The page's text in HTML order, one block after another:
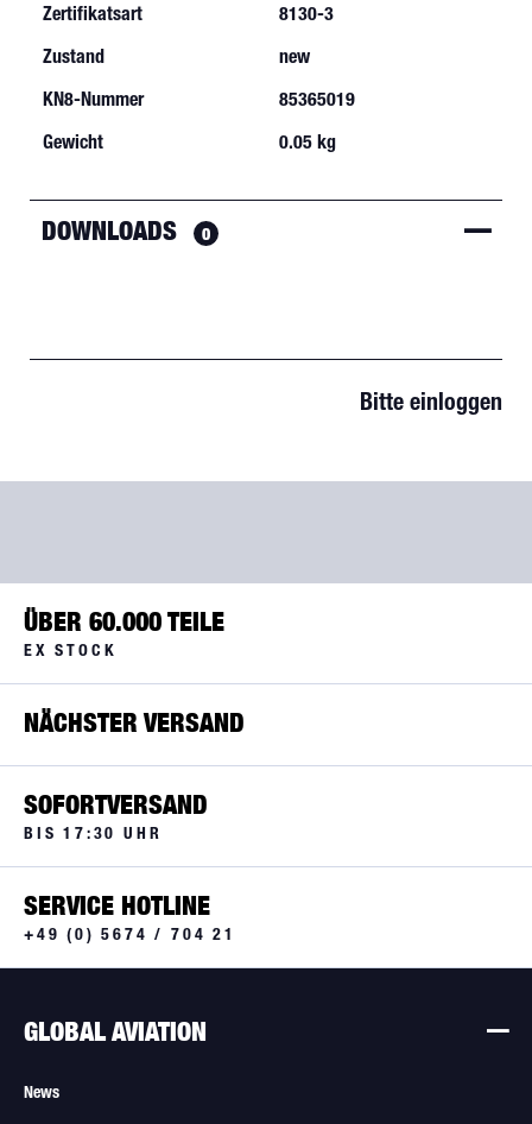
Zertifikatsart
8130-3
Zustand
new
KN8-Nummer
85365019
Gewicht
0.05 kg
DOWNLOADS 0
Bitte einloggen
ÜBER 60.000 TEILE
EX STOCK
NÄCHSTER VERSAND
SOFORTVERSAND
BIS 17:30 UHR
SERVICE HOTLINE
+49 (0) 5674 / 704 21
GLOBAL AVIATION
News